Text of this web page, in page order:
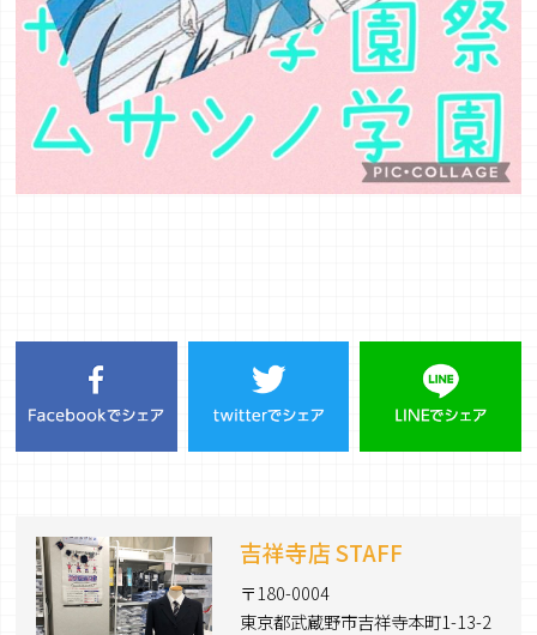
吉祥寺店 STAFF
〒180-0004
東京都武蔵野市吉祥寺本町1-13-2